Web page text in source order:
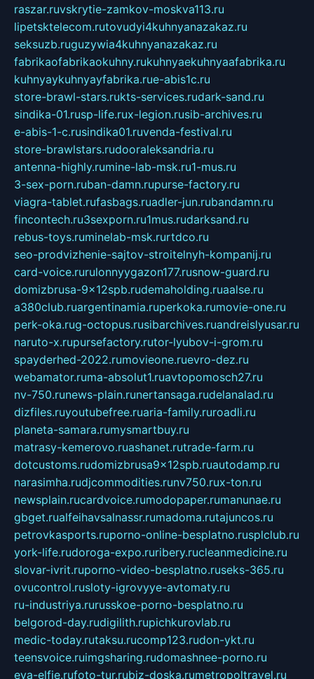
raszar.ruvskrytie-zamkov-moskva113.ru
lipetsktelecom.rutovudyi4kuhnyanazakaz.ru
seksuzb.ruguzywia4kuhnyanazakaz.ru
fabrikaofabrikaokuhny.rukuhnyaekuhnyaafabrika.ru
kuhnyaykuhnyayfabrika.rue-abis1c.ru
store-brawl-stars.rukts-services.rudark-sand.ru
sindika-01.rusp-life.rux-legion.rusib-archives.ru
e-abis-1-c.rusindika01.ruvenda-festival.ru
store-brawlstars.rudooraleksandria.ru
antenna-highly.rumine-lab-msk.ru1-mus.ru
3-sex-porn.ruban-damn.rupurse-factory.ru
viagra-tablet.rufasbags.ruadler-jun.rubandamn.ru
fincontech.ru3sexporn.ru1mus.rudarksand.ru
rebus-toys.ruminelab-msk.rurtdco.ru
seo-prodvizhenie-sajtov-stroitelnyh-kompanij.ru
card-voice.rurulonnyygazon177.rusnow-guard.ru
domizbrusa-9x12spb.rudemaholding.ruaalse.ru
a380club.ruargentinamia.ruperkoka.rumovie-one.ru
perk-oka.rug-octopus.rusibarchives.ruandreislyusar.ru
naruto-x.rupursefactory.rutor-lyubov-i-grom.ru
spayderhed-2022.rumovieone.ruevro-dez.ru
webamator.ruma-absolut1.ruavtopomosch27.ru
nv-750.runews-plain.runertansaga.rudelanalad.ru
dizfiles.ruyoutubefree.ruaria-family.ruroadli.ru
planeta-samara.rumysmartbuy.ru
matrasy-kemerovo.ruashanet.rutrade-farm.ru
dotcustoms.rudomizbrusa9x12spb.ruautodamp.ru
narasimha.rudjcommodities.runv750.rux-ton.ru
newsplain.rucardvoice.rumodopaper.rumanunae.ru
gbget.rualfeihavsalnassr.rumadoma.rutajuncos.ru
petrovkasports.ruporno-online-besplatno.rusplclub.ru
york-life.rudoroga-expo.ruribery.rucleanmedicine.ru
slovar-ivrit.ruporno-video-besplatno.ruseks-365.ru
ovucontrol.rusloty-igrovyye-avtomaty.ru
ru-industriya.rurusskoe-porno-besplatno.ru
belgorod-day.rudigilith.rupichkurovlab.ru
medic-today.rutaksu.rucomp123.rudon-ykt.ru
teensvoice.ruimgsharing.rudomashnee-porno.ru
eva-elfie.rufoto-tur.rubiz-doska.rumetropoltravel.ru